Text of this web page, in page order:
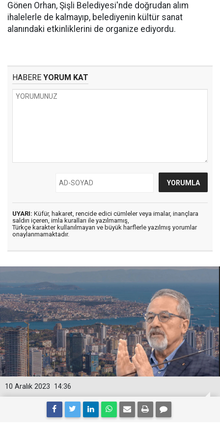
Gönen Orhan, Şişli Belediyesi'nde doğrudan alım
ihalelerle de kalmayıp, belediyenin kültür sanat
alanındaki etkinliklerini de organize ediyordu.
HABERE YORUM KAT
UYARI: Küfür, hakaret, rencide edici cümleler veya imalar, inançlara
saldırı içeren, imla kuralları ile yazılmamış,
Türkçe karakter kullanılmayan ve büyük harflerle yazılmış yorumlar
onaylanmamaktadır.
14:36
10 Aralık 2023